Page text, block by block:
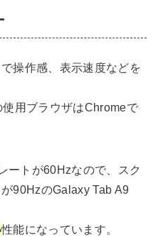
操作感、表示速度などを
用ブラウザはChromeで
ートが60Hzなので、スク
90HzのGalaxy Tab A9
性能になっています。